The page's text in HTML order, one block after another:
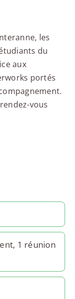
les
du
aux
portés
vous
1 réunion